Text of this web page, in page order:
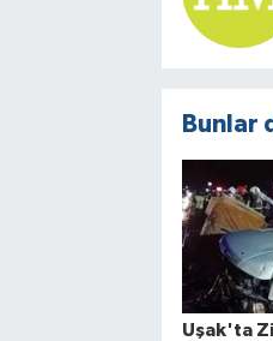
Bunlar
Uşak'ta